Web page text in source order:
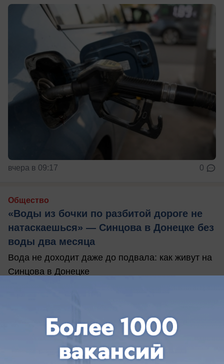
вчера в 09:17 0
Общество
«Воды из бочки по разбитой дороге не
натаскаешься» — Синцова в Донецке без
воды два месяца
Вода не доходит даже до подвала: как живут на
Синцова в Донецке